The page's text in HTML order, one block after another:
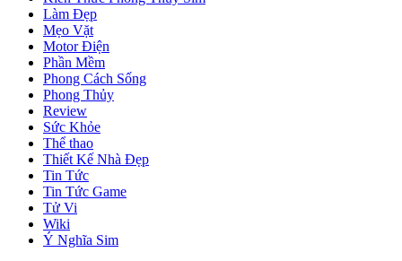
Làm Đẹp
Mẹo Vặt
Motor Điện
Phần Mềm
Phong Cách Sống
Phong Thủy
Review
Sức Khỏe
Thể thao
Thiết Kế Nhà Đẹp
Tin Tức
Tin Tức Game
Tử Vi
Wiki
Ý Nghĩa Sim